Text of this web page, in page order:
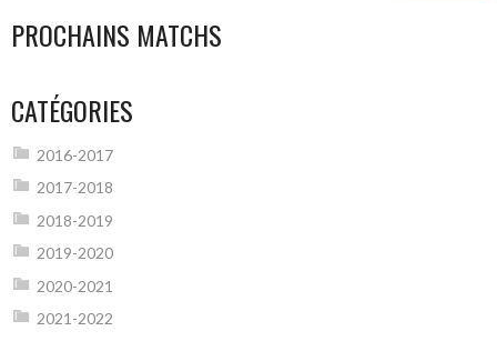
PROCHAINS MATCHS
CATÉGORIES
2016-2017
2017-2018
2018-2019
2019-2020
2020-2021
2021-2022